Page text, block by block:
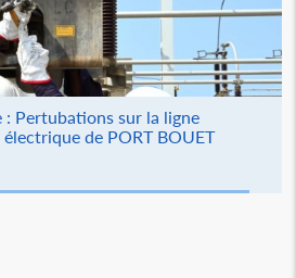
: Pertubations sur la ligne
de PORT BOUET